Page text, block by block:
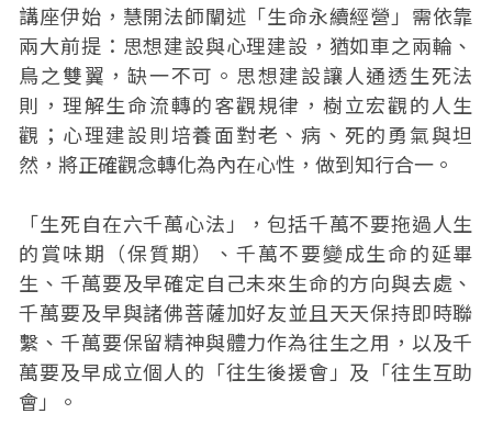
講座伊始，慧開法師闡述「生命永續經營」需依靠
兩大前提：思想建設與心理建設，猶如車之兩輪、
鳥之雙翼，缺一不可。思想建設讓人通透生死法
則，理解生命流轉的客觀規律，樹立宏觀的人生
觀；心理建設則培養面對老、病、死的勇氣與坦
然，將正確觀念轉化為內在心性，做到知行合一。
「生死自在六千萬心法」，包括千萬不要拖過人生
的賞味期（保質期）、千萬不要變成生命的延畢
生、千萬要及早確定自己未來生命的方向與去處、
千萬要及早與諸佛菩薩加好友並且天天保持即時聯
繫、千萬要保留精神與體力作為往生之用，以及千
萬要及早成立個人的「往生後援會」及「往生互助
會」。